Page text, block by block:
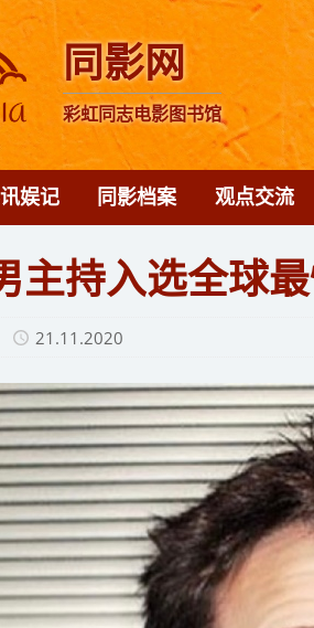
同影网
彩虹同志电影图书馆
娱记 同影档案 观点交流
主持入选全球
21.11.2020